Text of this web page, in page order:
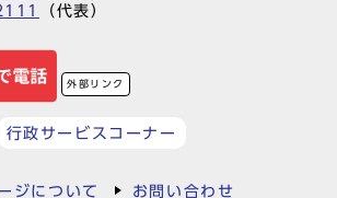
（代表）
外部リンク
行政サービスコーナー
ジについて お問い合わせ